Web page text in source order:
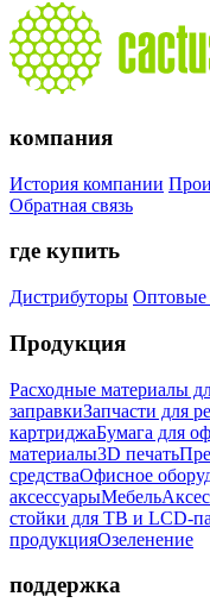
компания
История компании
Обратная связь
где купить
Дистрибуторы Оптовые
Продукция
Расходные материалы
заправкиЗапчасти для
картриджаБумага для
материалы3D печать
средстваОфисное
аксессуарыМебель
стойки для ТВ и LCD-
продукцияОзеленение
поддержка